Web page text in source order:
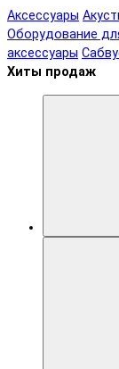
Аксессуары
Оборудование
аксессуары
Хиты продаж